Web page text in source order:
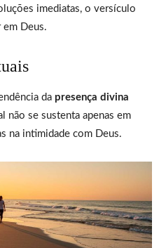
imediatas, o versículo
em Deus.
da presença divina
não se sustenta apenas em
na intimidade com Deus.